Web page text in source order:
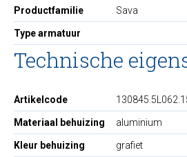
Productfamilie Sava
Type armatuur
Technische
Artikelcode
Materiaal behuizing aluminium
Kleur behuizing grafiet